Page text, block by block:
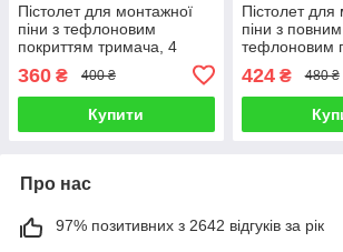
Пістолет для монтажної
піни з тефлоновим
покриттям тримача, 4
насадки INTERTOOL PT-
0604
360 ₴ 400 ₴
Купити
Пістолет для
піни з повним
тефлоновим
PT-0606
424₴ 480 ₴
Про нас
97% позитивних з 2642 відгуків за рік